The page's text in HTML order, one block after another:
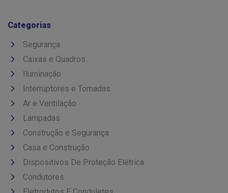
Categorias
Segurança
Caixas e Quadros
Iluminação
Interruptores e Tomadas
Ar e Ventilação
Lampadas
Construção e Segurança
Casa e Construção
Dispositivos De Proteção Elétrica
Condutores